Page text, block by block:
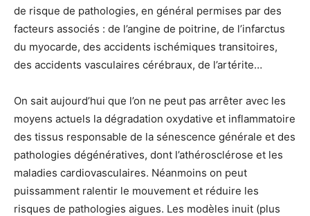
de risque de pathologies, en général permises par des
facteurs associés : de l’angine de poitrine, de l’infarctus
du myocarde, des accidents ischémiques transitoires,
des accidents vasculaires cérébraux, de l’artérite…
On sait aujourd’hui que l’on ne peut pas arrêter avec les
moyens actuels la dégradation oxydative et inflammatoire
des tissus responsable de la sénescence générale et des
pathologies dégénératives, dont l’athérosclérose et les
maladies cardiovasculaires. Néanmoins on peut
puissamment ralentir le mouvement et réduire les
risques de pathologies aigues. Les modèles inuit (plus